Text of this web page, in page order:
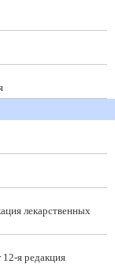
лекарственных
я редакция